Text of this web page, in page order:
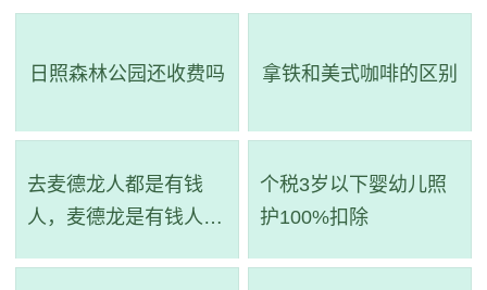
站）->步行 -> 到达。
详细路线：从起点到步行93米；市中医院站乘538路(汇
路线五：全程6.4公里，耗时48分钟，无需换乘。
路线简介：起点 ->步行->商务专线2路（十三行总站(兴
日照森林公园还收费吗 拿铁和美式咖啡的区别
去麦德龙人都是有钱
人，麦德龙是有钱人的
个税3岁以下婴幼儿照
护100%扣除